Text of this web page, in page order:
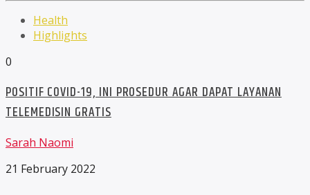
Health
Highlights
0
POSITIF COVID-19, INI PROSEDUR AGAR DAPAT LAYANAN
TELEMEDISIN GRATIS
Sarah Naomi
21 February 2022